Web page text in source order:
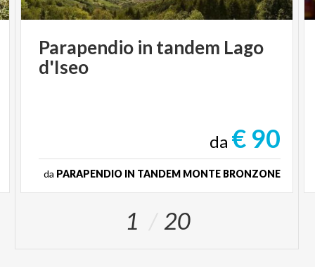
Parapendio in tandem Lago
d'Iseo
da € 90
da PARAPENDIO IN TANDEM MONTE BRONZONE
1 20